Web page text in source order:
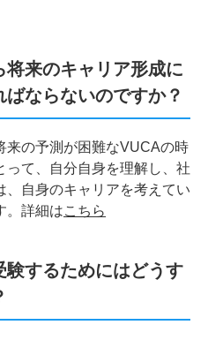
将来のキャリア形成に
ならないのですか？
来の予測が困難なVUCAの時
って、自分自身を理解し、社
、自身のキャリアを考えてい
。詳細はこちら
験するためにはどうす